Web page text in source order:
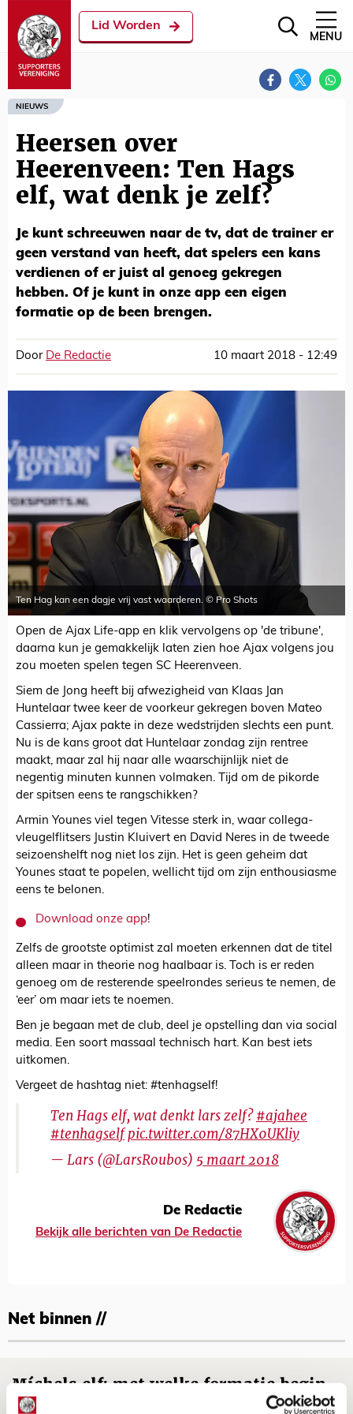
Lid Worden
MENU
NIEUWS
Heersen over
Heerenveen: Ten Hags
elf, wat denk je zelf?
Je kunt schreeuwen naar de tv, dat de trainer er
geen verstand van heeft, dat spelers een kans
verdienen of er juist al genoeg gekregen
hebben. Of je kunt in onze app een eigen
formatie op de been brengen.
Door De Redactie 10 maart 2018 - 12:49
Ten Hag kan een dagje vrij vast waarderen. © Pro Shots
Open de Ajax Life-app en klik vervolgens op 'de tribune',
daarna kun je gemakkelijk laten zien hoe Ajax volgens jou
zou moeten spelen tegen SC Heerenveen.
Siem de Jong heeft bij afwezigheid van Klaas Jan
Huntelaar twee keer de voorkeur gekregen boven Mateo
Cassierra; Ajax pakte in deze wedstrijden slechts een punt.
Nu is de kans groot dat Huntelaar zondag zijn rentree
maakt, maar zal hij naar alle waarschijnlijk niet de
negentig minuten kunnen volmaken. Tijd om de pikorde
der spitsen eens te rangschikken?
Armin Younes viel tegen Vitesse sterk in, waar collega-
vleugelflitsers Justin Kluivert en David Neres in de tweede
seizoenshelft nog niet los zijn. Het is geen geheim dat
Younes staat te popelen, wellicht tijd om zijn enthousiasme
eens te belonen.
Download onze app!
Zelfs de grootste optimist zal moeten erkennen dat de titel
alleen maar in theorie nog haalbaar is. Toch is er reden
genoeg om de resterende speelrondes serieus te nemen, de
‘eer’ om maar iets te noemen.
Ben je begaan met de club, deel je opstelling dan via social
media. Een soort massaal technisch hart. Kan best iets
uitkomen.
Vergeet de hashtag niet: #tenhagself!
Ten Hags elf, wat denkt lars zelf?#ajahee
#tenhagself pic.twitter.com/87HX0UKliy
— Lars (@LarsRoubos) 5 maart 2018
De Redactie
Bekijk alle berichten van De Redactie
Net binnen //
Míchels elf: met welke formatie begin
jij aan nieuw eredivisieseizoen?